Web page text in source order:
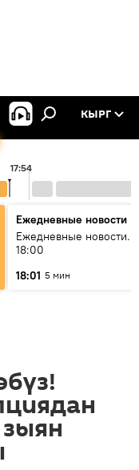
КЫРГ
17:54
Ежедневные новости
Ежедневные новости.
18:00
18:01 5 мин